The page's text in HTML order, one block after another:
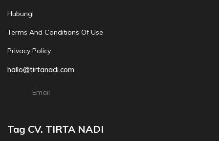
Hubungi
Terms And Conditions Of Use
Privacy Policy
hallo@tirtanadi.com
Email
Tag CV. TIRTA NADI